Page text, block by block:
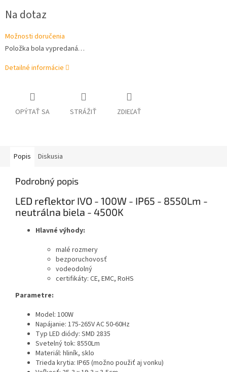
cena:
Na dotaz
Možnosti doručenia
Položka bola vypredaná…
Detailné informácie
OPÝTAŤ SA STRÁŽIŤ ZDIEĽAŤ
Popis Diskusia
Podrobný popis
LED reflektor IVO - 100W - IP65 - 8550Lm -
neutrálna biela - 4500K
Hlavné výhody:
malé rozmery
bezporuchovosť
vodeodolný
certifikáty: CE, EMC, RoHS
Parametre:
Model: 100W
Napájanie: 175-265V AC 50-60Hz
Typ LED diódy: SMD 2835
Svetelný tok: 8550Lm
Materiál: hliník, sklo
Trieda krytia: IP65 (možno použiť aj vonku)